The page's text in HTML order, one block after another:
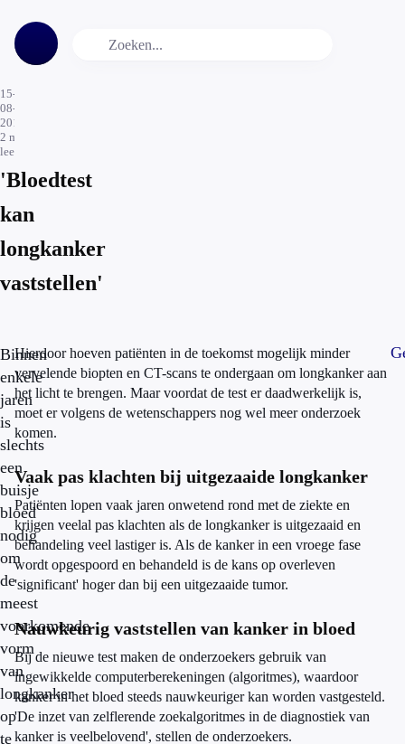
15-
08-
2017
2 min.
leestijd
'Bloedtest
kan
longkanker
vaststellen'
Binnen
enkele
jaren
is
slechts
een
buisje
bloed
nodig
om
de
meest
voorkomende
vorm
van
longkanker
op
te
Hierdoor hoeven patiënten in de toekomst mogelijk minder
vervelende biopten en CT-scans te ondergaan om longkanker aan
het licht te brengen. Maar voordat de test er daadwerkelijk is,
moet er volgens de wetenschappers nog wel meer onderzoek
komen.
Vaak pas klachten bij uitgezaaide longkanker
Patiënten lopen vaak jaren onwetend rond met de ziekte en
krijgen veelal pas klachten als de longkanker is uitgezaaid en
behandeling veel lastiger is. Als de kanker in een vroege fase
wordt opgespoord en behandeld is de kans op overleven
'significant' hoger dan bij een uitgezaaide tumor.
Nauwkeurig vaststellen van kanker in bloed
Bij de nieuwe test maken de onderzoekers gebruik van
ingewikkelde computerberekeningen (algoritmes), waardoor
kanker in het bloed steeds nauwkeuriger kan worden vastgesteld.
'De inzet van zelflerende zoekalgoritmes in de diagnostiek van
kanker is veelbelovend', stellen de onderzoekers.